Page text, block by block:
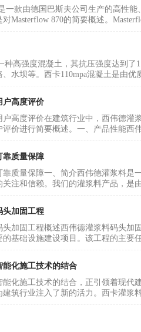
一款由德国巴斯夫公司生产的高性
Masterflow 870的简要概述。
种高强度混凝土，其抗压强度达到
水坝等。西卡110mpa混凝土是由
户高度评价
户高度评价在建筑行业中，西伟德灌
评价进行简要概述。一、产品性能西
靠质量保障
靠质量保障一、简介西伟德灌浆料是
关注和信赖。我们的灌浆料产品，是
头加固工程
头加固工程概述西伟德灌浆料码头加
的基础设施建设项目。该工程的主
能化施工技术的结合
能化施工技术的结合，正引领着现代
建筑行业注入了新的活力。西卡灌浆